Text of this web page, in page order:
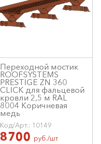
Переходной мостик
ROOFSYSTEMS
PRESTIGE ZN 360
CLICK для фальцевой
кровли 2,5 м RAL
8004 Коричневая
медь
Код/Арт.: 10149
8700 руб./шт